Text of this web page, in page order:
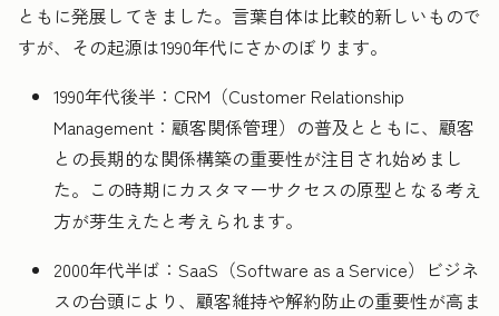
ともに発展してきました。言葉自体は比較的新しいもので
すが、その起源は1990年代にさかのぼります。
1990年代後半：CRM（Customer Relationship
Management：顧客関係管理）の普及とともに、顧客
との長期的な関係構築の重要性が注目され始めまし
た。この時期にカスタマーサクセスの原型となる考え
方が芽生えたと考えられます。
2000年代半ば：SaaS（Software as a Service）ビジネ
スの台頭により、顧客維持や解約防止の重要性が高ま